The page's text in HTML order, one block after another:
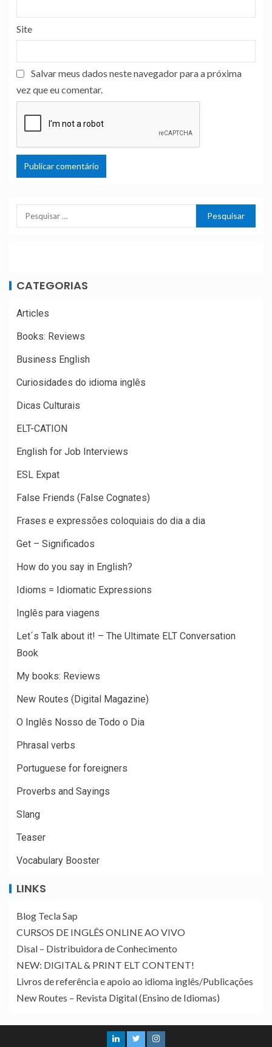
Site
Salvar meus dados neste navegador para a próxima
vez que eu comentar.
CATEGORIAS
Articles
Books: Reviews
Business English
Curiosidades do idioma inglês
Dicas Culturais
ELT-CATION
English for Job Interviews
ESL Expat
False Friends (False Cognates)
Frases e expressões coloquiais do dia a dia
Get – Significados
How do you say in English?
Idioms = Idiomatic Expressions
Inglês para viagens
Let´s Talk about it! – The Ultimate ELT Conversation
Book
My books: Reviews
New Routes (Digital Magazine)
O Inglês Nosso de Todo o Dia
Phrasal verbs
Portuguese for foreigners
Proverbs and Sayings
Slang
Teaser
Vocabulary Booster
LINKS
Blog Tecla Sap
CURSOS DE INGLÊS ONLINE AO VIVO
Disal – Distribuidora de Conhecimento
NEW: DIGITAL & PRINT ELT CONTENT!
Livros de referência e apoio ao idioma inglês/Publicações
New Routes – Revista Digital (Ensino de Idiomas)